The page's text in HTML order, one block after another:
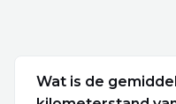
Wat is de